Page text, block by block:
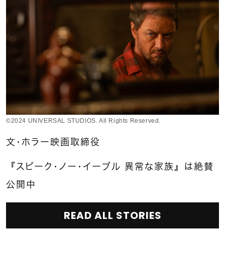
©2024 UNIVERSAL STUDIOS. All Rights Reserved.
文・ホラー映画取締役
『スピーク・ノー・イーブル 異常な家族』は絶賛
公開中
READ ALL STORIES